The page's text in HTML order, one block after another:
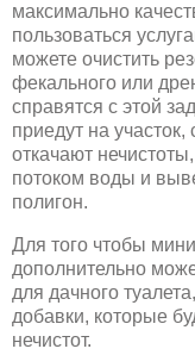
максимально
пользоваться
можете очистить
фекального или
справятся с этой
приедут на
откачают
потоком воды и
полигон.
Для того чтобы
дополнительно
для дачного
добавки, которые
нечистот.